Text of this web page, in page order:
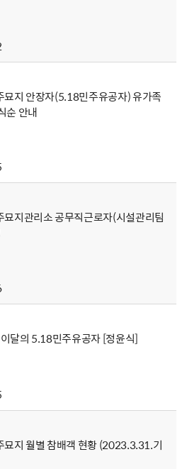
지 안장자(5.18민주유공자) 유가족
순 안내
지관리소 공무직근로자(시설관리팀
달의 5.18민주유공자 [정윤식]
지 월별 참배객 현황 (2023.3.31.기